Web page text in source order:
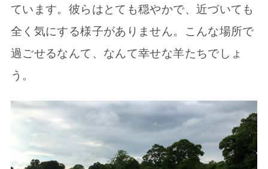
ています。彼らはとても穏やかで、近づいても
全く気にする様子がありません。こんな場所で
過ごせるなんて、なんて幸せな羊たちでしょ
う。